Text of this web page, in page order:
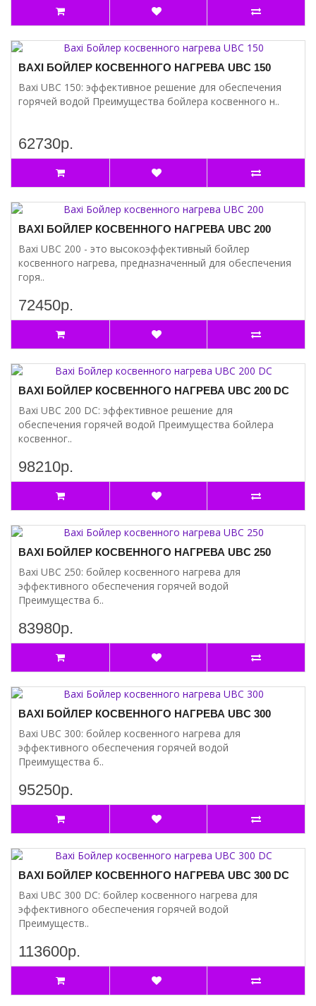
BAXI БОЙЛЕР КОСВЕННОГО НАГРЕВА UBC 150
Baxi UBC 150: эффективное решение для обеспечения
горячей водой Преимущества бойлера косвенного н..
62730р.
BAXI БОЙЛЕР КОСВЕННОГО НАГРЕВА UBC 200
Baxi UBC 200 - это высокоэффективный бойлер
косвенного нагрева, предназначенный для обеспечения
горя..
72450р.
BAXI БОЙЛЕР КОСВЕННОГО НАГРЕВА UBC 200 DC
Baxi UBC 200 DC: эффективное решение для
обеспечения горячей водой Преимущества бойлера
косвенног..
98210р.
BAXI БОЙЛЕР КОСВЕННОГО НАГРЕВА UBC 250
Baxi UBC 250: бойлер косвенного нагрева для
эффективного обеспечения горячей водой
Преимущества б..
83980р.
BAXI БОЙЛЕР КОСВЕННОГО НАГРЕВА UBC 300
Baxi UBC 300: бойлер косвенного нагрева для
эффективного обеспечения горячей водой
Преимущества б..
95250р.
BAXI БОЙЛЕР КОСВЕННОГО НАГРЕВА UBC 300 DC
Baxi UBC 300 DC: бойлер косвенного нагрева для
эффективного обеспечения горячей водой
Преимуществ..
113600р.